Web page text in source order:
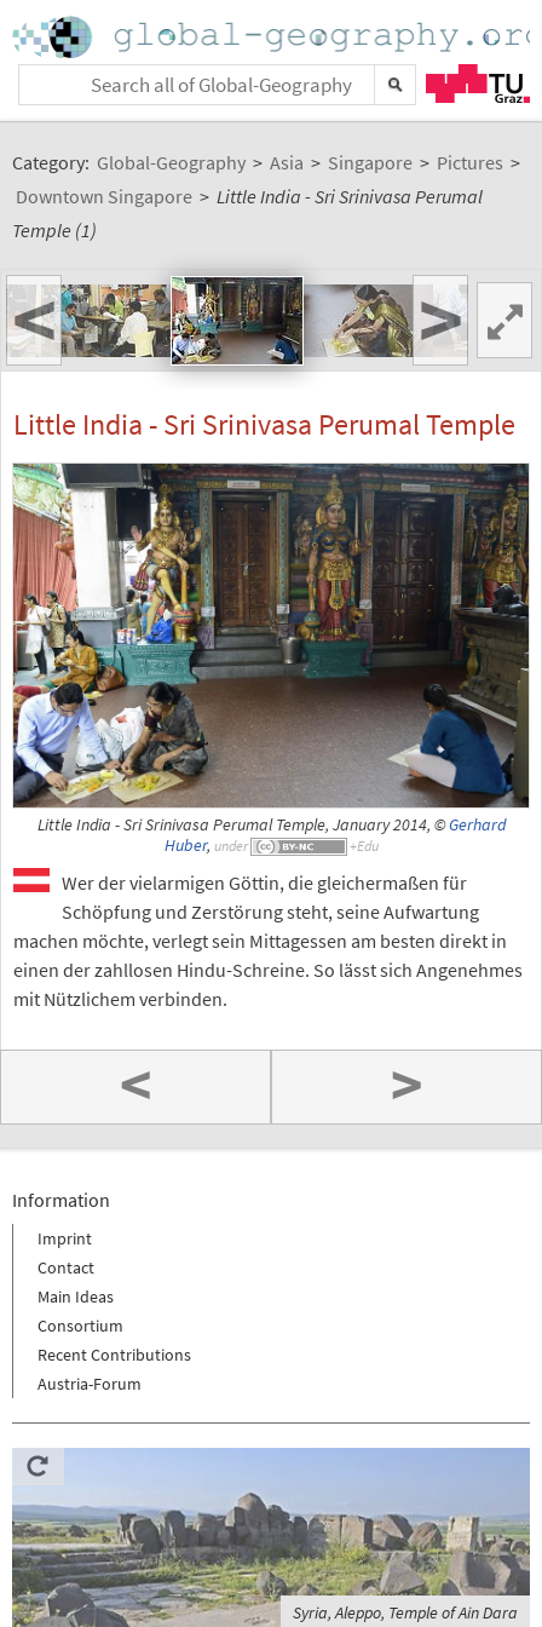
Category: Global-Geography > Asia > Singapore > Pictures >
Downtown Singapore > Little India - Sri Srinivasa Perumal
Temple (1)
< >
Little India - Sri Srinivasa Perumal Temple
Little India - Sri Srinivasa Perumal Temple, January 2014, ©Gerhard
Huber, under
Wer der vielarmigen Göttin, die gleichermaßen für
Schöpfung und Zerstörung steht, seine Aufwartung
machen möchte, verlegt sein Mittagessen am besten direkt in
einen der zahllosen Hindu-Schreine. So lässt sich Angenehmes
mit Nützlichem verbinden.
< >
Information
Imprint
Contact
Main Ideas
Consortium
Recent Contributions
Austria-Forum
Syria, Aleppo, Temple of Ain Dara